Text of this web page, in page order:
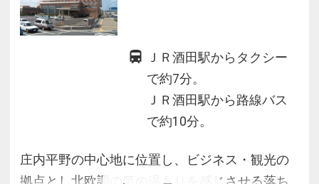
ＪＲ酒田駅からタクシー
で約7分。
ＪＲ酒田駅から路線バス
で約10分。
庄内平野の中心地に位置し、ビジネス・観光の
拠点とし北欧調の気の温もりを感じさせる落ち